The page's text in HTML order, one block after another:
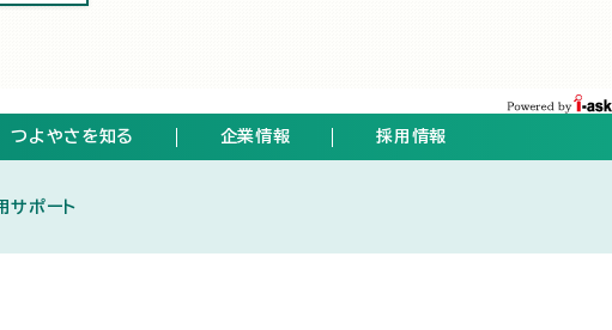
つよやさを知る 企業情報 採用情報
サポート